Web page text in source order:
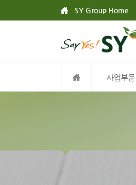
SY Group Home
사업부문